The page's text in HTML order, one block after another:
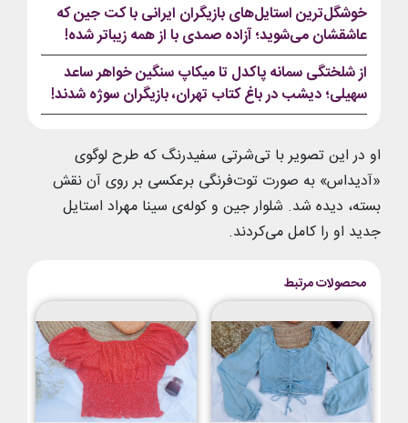
خوشگل‌ترین استایل‌های بازیگران ایرانی با کت جین که
عاشقشان می‌شوید؛ آزاده صمدی با از همه زیباتر شده!
از شلختگی سمانه پاکدل تا میکاپ سنگین خواهر ساعد
سهیلی؛ دیشب در باغ کتاب تهران، بازیگران سوژه شدند!
او در این تصویر با تی‌شرتی سفیدرنگ که طرح لوگوی
«آدیداس» به صورت توت‌فرنگی برعکسی بر روی آن نقش
بسته، دیده شد. شلوار جین و کوله‌ی سینا مهراد استایل
جدید او را کامل می‌کردند.
محصولات مرتبط